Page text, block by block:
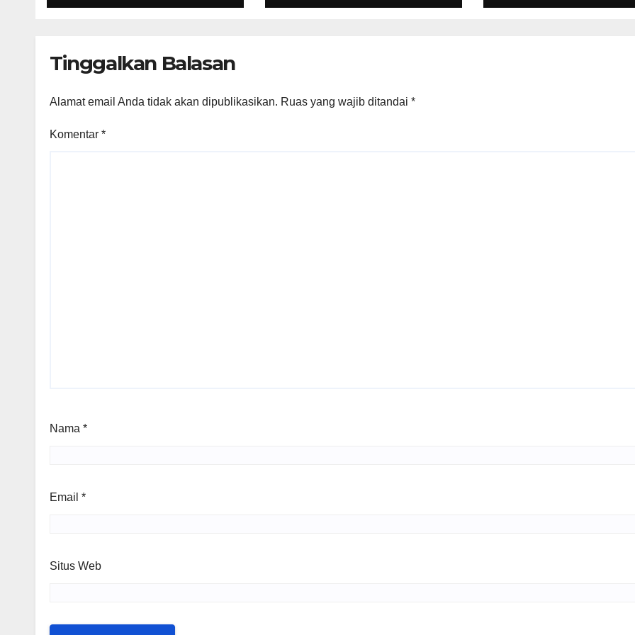
Bukan Petugas
untuk Digitalisasi
Mimpi di Tanah
Super Apps
Tinggalkan Balasan
Alamat email Anda tidak akan dipublikasikan. Ruas yang wajib ditandai *
Komentar *
Nama *
Email *
Situs Web